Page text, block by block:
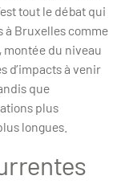
tout le débat qui
à Bruxelles comme
montée du niveau
d’impacts à venir
que
plus
longues.